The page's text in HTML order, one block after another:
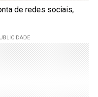
de redes sociais,